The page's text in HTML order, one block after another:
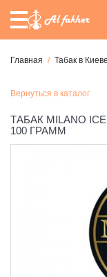
Главная Табак в Киеве
Вернуться в каталог
ТАБАК MILANO
100 ГРАММ